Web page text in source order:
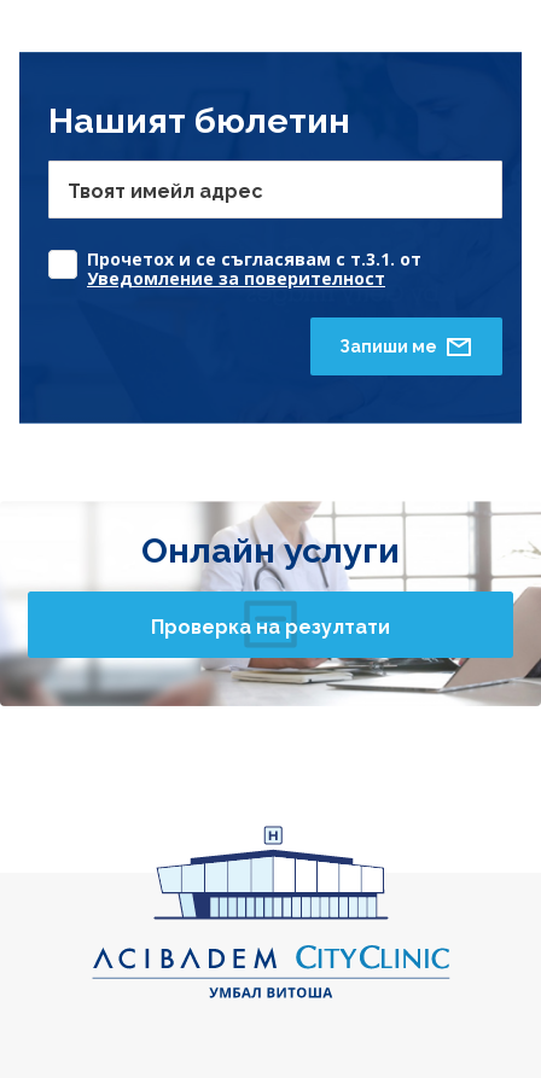
Нашият бюлетин
Твоят имейл адрес
Прочетох и се съгласявам с т.3.1. от
Уведомление за поверителност
Запиши ме
Онлайн услуги
Проверка на резултати